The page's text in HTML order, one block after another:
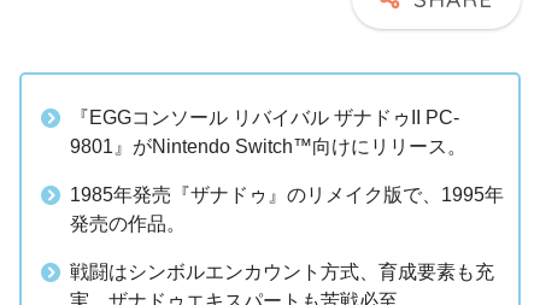
『EGGコンソール リバイバル ザナドゥII PC-
9801』がNintendo Switch™向けにリリース。
1985年発売『ザナドゥ』のリメイク版で、1995年
発売の作品。
戦闘はシンボルエンカウント方式、育成要素も充
実、ザナドゥエキスパートも苦戦必至。